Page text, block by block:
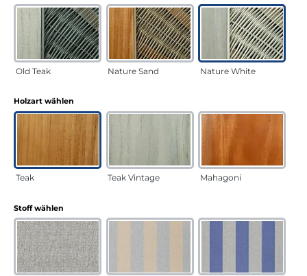
Old Teak Nature Sand Nature White
Holzart wählen
Teak Teak Vintage Mahagoni
Stoff wählen